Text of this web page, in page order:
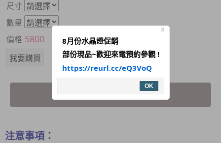
尺寸
數量
價格 5800
注意事項：
X
8月份水晶燈促銷
部份現品~歡迎來電預約參觀 !
https://reurl.cc/eQ3VoQ
OK